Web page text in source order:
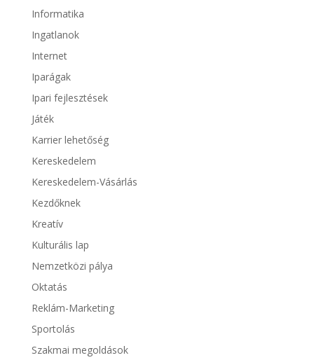
Informatika
Ingatlanok
Internet
Iparágak
Ipari fejlesztések
Játék
Karrier lehetőség
Kereskedelem
Kereskedelem-Vásárlás
Kezdőknek
Kreatív
Kulturális lap
Nemzetközi pálya
Oktatás
Reklám-Marketing
Sportolás
Szakmai megoldások